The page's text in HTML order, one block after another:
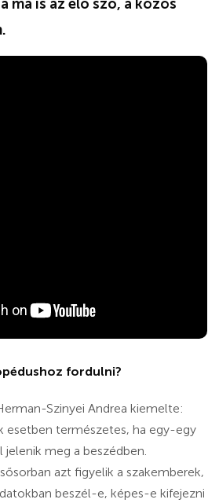
ma is az élő szó, a közös
fordulni?
Szinyei Andrea kiemelte:
esetben természetes, ha egy-egy
meg a beszédben.
azt figyelik a szakemberek,
beszél-e, képes-e kifejezni